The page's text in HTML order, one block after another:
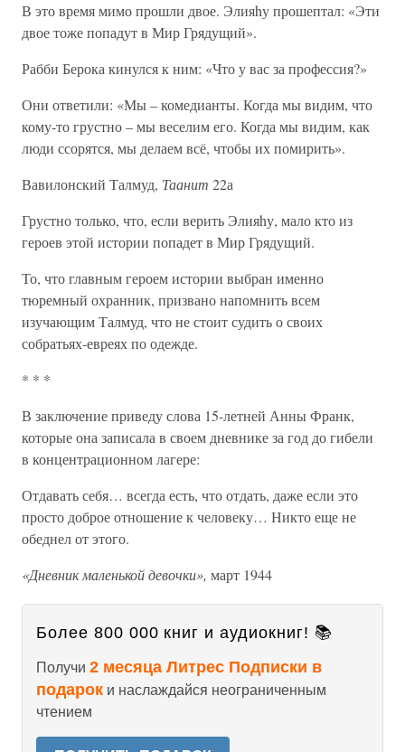
В это время мимо прошли двое. Элияhу прошептал: «Эти
двое тоже попадут в Мир Грядущий».
Рабби Берока кинулся к ним: «Что у вас за профессия?»
Они ответили: «Мы – комедианты. Когда мы видим, что
кому-то грустно – мы веселим его. Когда мы видим, как
люди ссорятся, мы делаем всё, чтобы их помирить».
Вавилонский Талмуд, Таанит 22а
Грустно только, что, если верить Элияhу, мало кто из
героев этой истории попадет в Мир Грядущий.
То, что главным героем истории выбран именно
тюремный охранник, призвано напомнить всем
изучающим Талмуд, что не стоит судить о своих
собратьях-евреях по одежде.
* * *
В заключение приведу слова 15-летней Анны Франк,
которые она записала в своем дневнике за год до гибели
в концентрационном лагере:
Отдавать себя… всегда есть, что отдать, даже если это
просто доброе отношение к человеку… Никто еще не
обеднел от этого.
«Дневник маленькой девочки», март 1944
Более 800 000 книг и аудиокниг! 📚
Получи 2 месяца Литрес Подписки в
подарок и наслаждайся неограниченным
чтением